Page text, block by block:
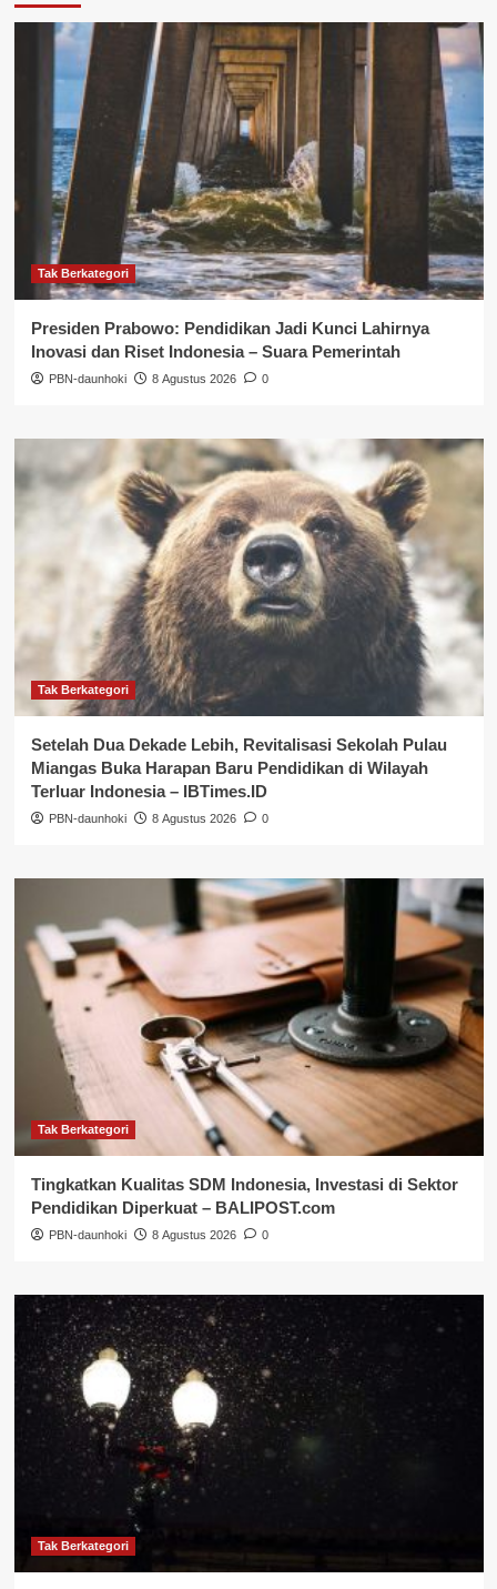
Tak Berkategori
Presiden Prabowo: Pendidikan Jadi Kunci Lahirnya
Inovasi dan Riset Indonesia – Suara Pemerintah
PBN-daunhoki 8 Agustus 2026 0
Tak Berkategori
Setelah Dua Dekade Lebih, Revitalisasi Sekolah Pulau
Miangas Buka Harapan Baru Pendidikan di Wilayah
Terluar Indonesia – IBTimes.ID
PBN-daunhoki 8 Agustus 2026 0
Tak Berkategori
Tingkatkan Kualitas SDM Indonesia, Investasi di Sektor
Pendidikan Diperkuat – BALIPOST.com
PBN-daunhoki 8 Agustus 2026 0
Tak Berkategori